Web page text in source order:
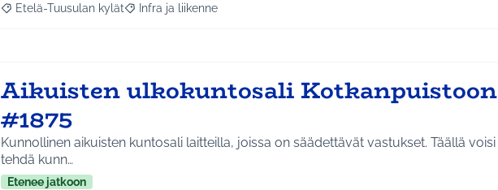
Rajaa tulokset aihepiirin mukaan: Etelä-Tuusulan kylät
Etelä-Tuusulan kylät Rajaa tulokset teeman mukaan: Infra ja liikenne
Infra ja liikenne
Aikuisten ulkokuntosali Kotkanpuistoon
#1875
Kunnollinen aikuisten kuntosali laitteilla, joissa on säädettävät vastukset. Täällä voisi
tehdä kunn…
Etenee jatkoon